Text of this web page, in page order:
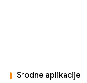
Srodne aplikacije